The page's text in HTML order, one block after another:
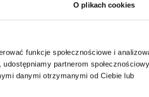
O plikach cookies
funkcje społecznościowe i
partnerom
danymi otrzymanymi od Ciebie lub